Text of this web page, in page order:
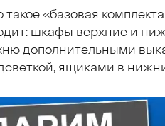
такое «базовая
шкафы верхние и
дополнительными
ящиками в